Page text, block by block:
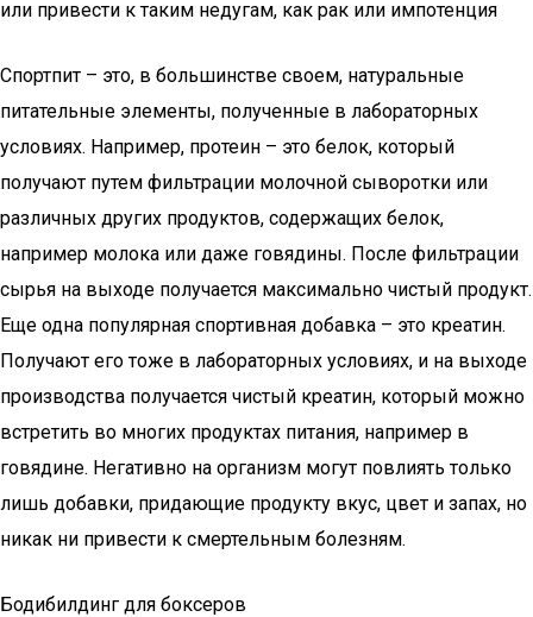
или привести к таким недугам, как рак или импотенция
Спортпит – это, в большинстве своем, натуральные
питательные элементы, полученные в лабораторных
условиях. Например, протеин – это белок, который
получают путем фильтрации молочной сыворотки или
различных других продуктов, содержащих белок,
например молока или даже говядины. После фильтрации
сырья на выходе получается максимально чистый продукт.
Еще одна популярная спортивная добавка – это креатин.
Получают его тоже в лабораторных условиях, и на выходе
производства получается чистый креатин, который можно
встретить во многих продуктах питания, например в
говядине. Негативно на организм могут повлиять только
лишь добавки, придающие продукту вкус, цвет и запах, но
никак ни привести к смертельным болезням.
Бодибилдинг для боксеров